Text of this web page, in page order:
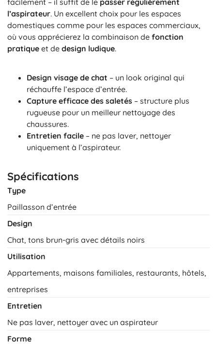
l’aspirateur. Un excellent choix pour les espaces
domestiques comme pour les espaces commerciaux,
où vous apprécierez la combinaison de fonction
pratique et de design ludique.
Design visage de chat – un look original qui
réchauffe l’espace d’entrée.
Capture efficace des saletés – structure plus
rugueuse pour un meilleur nettoyage des
chaussures.
Entretien facile – ne pas laver, nettoyer
uniquement à l’aspirateur.
Spécifications
Type
Paillasson d’entrée
Design
Chat, tons brun-gris avec détails noirs
Utilisation
Appartements, maisons familiales, restaurants, hôtels,
entreprises
Entretien
Ne pas laver, nettoyer avec un aspirateur
Forme